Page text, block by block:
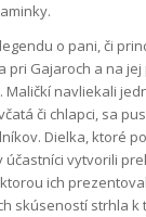
o pani, či
pri Gajaroch a na
Maličkí navliekali
či chlapci, sa
Dielka, ktoré
účastníci vytvorili
ich
skúseností strhla k